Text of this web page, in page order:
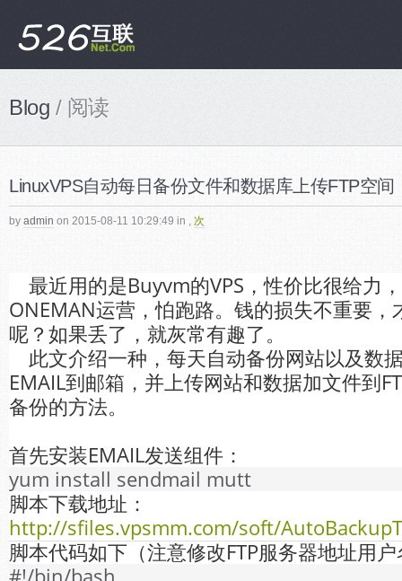
Blog / 阅读
LinuxVPS自动每日备份文件和数据库上传FTP空间
by admin on 2015-08-11 10:29:49 in , 次
最近用的是Buyvm的VPS，性价比很给力
ONEMAN运营，怕跑路。钱的损失不重要，
呢？如果丢了，就灰常有趣了。
此文介绍一种，每天自动备份网站以及数
EMAIL到邮箱，并上传网站和数据加文件到
备份的方法。
首先安装EMAIL发送组件：
yum install sendmail mutt
脚本下载地址：
http://sfiles.vpsmm.com/soft/
脚本代码如下（注意修改FTP服务器地址用